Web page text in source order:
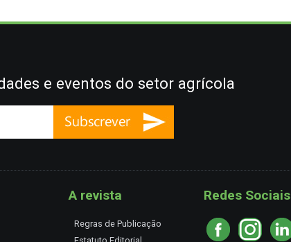
e eventos do setor agrícola
A revista
Regras de Publicação
Redes Sociais